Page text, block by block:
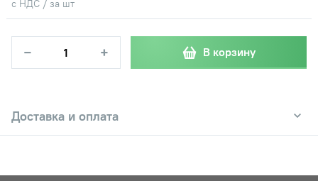
с НДС / за шт
− + В корзину
Доставка и оплата